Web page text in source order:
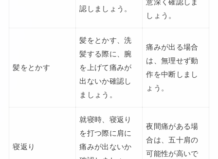
認しましょう。
意深く確認しま
しょう。
髪をとかす
髪をとかす、洗
髪する際に、腕
を上げて痛みが
出ないか確認し
ましょう。
痛みが出る場合
は、無理せず動
作を中断しまし
ょう。
寝返り
就寝時、寝返り
を打つ際に肩に
痛みが出ないか
夜間痛がある場
合は、五十肩の
可能性が高いで